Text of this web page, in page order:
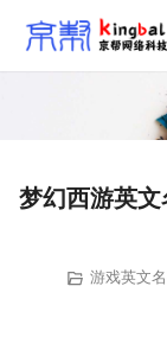
梦幻西游英
游戏英文